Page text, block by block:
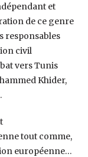
et
de ce genre
responsables
civil
vers Tunis
Khider,
tout comme,
européenne…